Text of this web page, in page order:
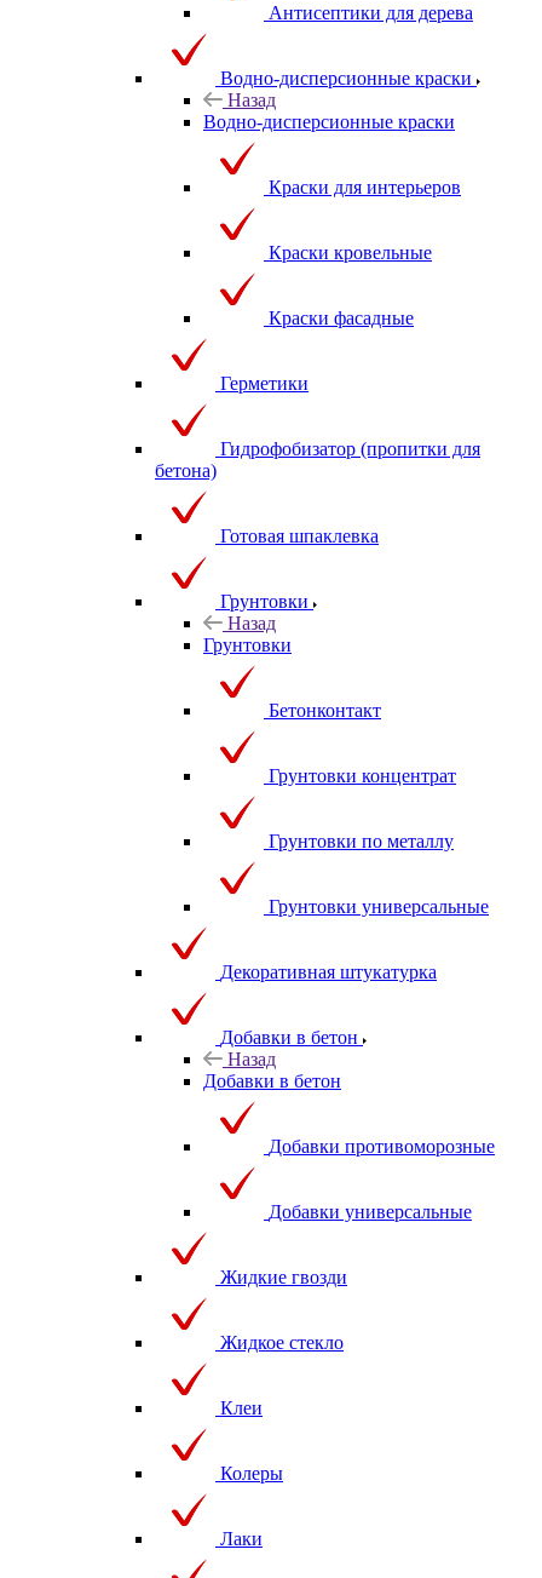
Антисептики для дерева
Водно-дисперсионные краски
Назад
Водно-дисперсионные краски
Краски для интерьеров
Краски кровельные
Краски фасадные
Герметики
Гидрофобизатор (пропитки для
бетона)
Готовая шпаклевка
Грунтовки
Назад
Грунтовки
Бетонконтакт
Грунтовки концентрат
Грунтовки по металлу
Грунтовки универсальные
Декоративная штукатурка
Добавки в бетон
Назад
Добавки в бетон
Добавки противоморозные
Добавки универсальные
Жидкие гвозди
Жидкое стекло
Клеи
Колеры
Лаки